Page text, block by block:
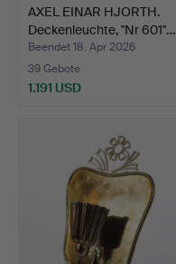
AXEL EINAR HJORTH.
Deckenleuchte, "Nr 601"…
Beendet 18. Apr 2026
39 Gebote
1.191 USD